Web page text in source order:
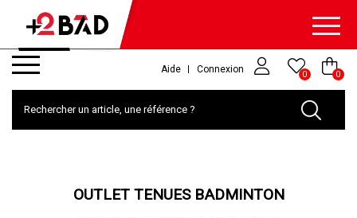
Aide Connexion 0 0
OUTLET TENUES BADMINTON